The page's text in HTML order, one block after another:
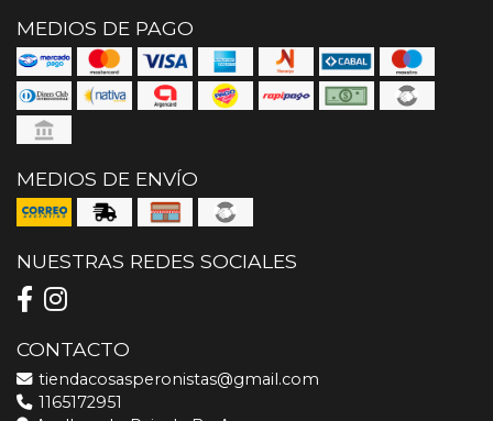
MEDIOS DE PAGO
MEDIOS DE ENVÍO
NUESTRAS REDES SOCIALES
CONTACTO
tiendacosasperonistas@gmail.com
1165172951